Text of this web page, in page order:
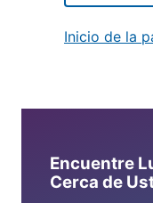
Inicio de la
Encuentre
Cerca de